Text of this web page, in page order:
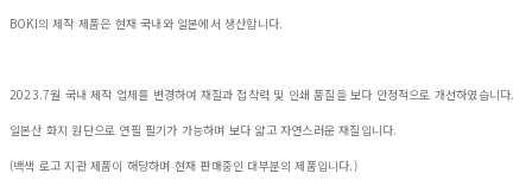
BOKI의 제작 제품은 현재 국내와 일본에서 생산합니다.
2023.7월 국내 제작 업체를 변경하여 재질과 접착력 및 인쇄 품질을 보다 안정적으로 개선하였습니다.
일본산 화지 원단으로 연필 필기가 가능하며 보다 얇고 자연스러운 재질입니다.
(백색 로고 지관 제품이 해당하며 현재 판매중인 대부분의 제품입니다.)